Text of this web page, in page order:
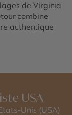
de Virginia
combine
authentique
USA
Unis (USA)